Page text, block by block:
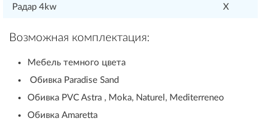
Радар 4kw X
Возможная комплектация:
Мебель темного цвета
Обивка Paradise Sand
Обивка PVC Astra , Moka, Naturel, Mediterreneo
Обивка Amaretta